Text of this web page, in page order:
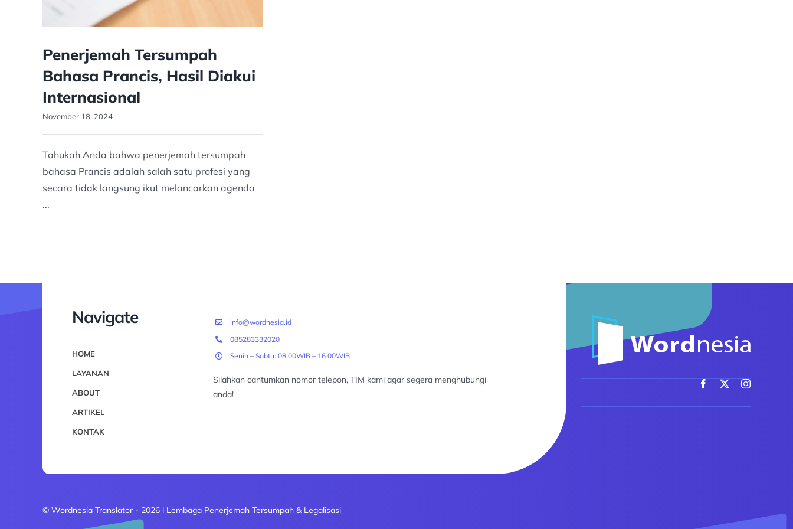
Penerjemah Tersumpah
Bahasa Prancis, Hasil Diakui
Internasional
November 18, 2024
Tahukah Anda bahwa penerjemah tersumpah
bahasa Prancis adalah salah satu profesi yang
secara tidak langsung ikut melancarkan agenda
...
Navigate
HOME
LAYANAN
ABOUT
ARTIKEL
KONTAK
info@wordnesia.id
085283332020
Senin – Sabtu: 08:00WIB – 16.00WIB
Silahkan cantumkan nomor telepon, TIM kami agar segera menghubungi
anda!
© Wordnesia Translator - 2026 l Lembaga Penerjemah Tersumpah & Legalisasi